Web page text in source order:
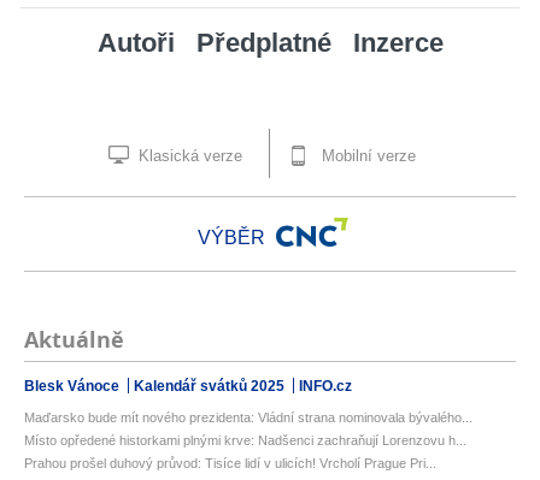
Autoři Předplatné Inzerce
Klasická verze Mobilní verze
VÝBĚR
Aktuálně
Blesk Vánoce Kalendář svátků 2025 INFO.cz
Maďarsko bude mít nového prezidenta: Vládní strana nominovala bývalého...
Místo opředené historkami plnými krve: Nadšenci zachraňují Lorenzovu h...
Prahou prošel duhový průvod: Tisíce lidí v ulicích! Vrcholí Prague Pri...